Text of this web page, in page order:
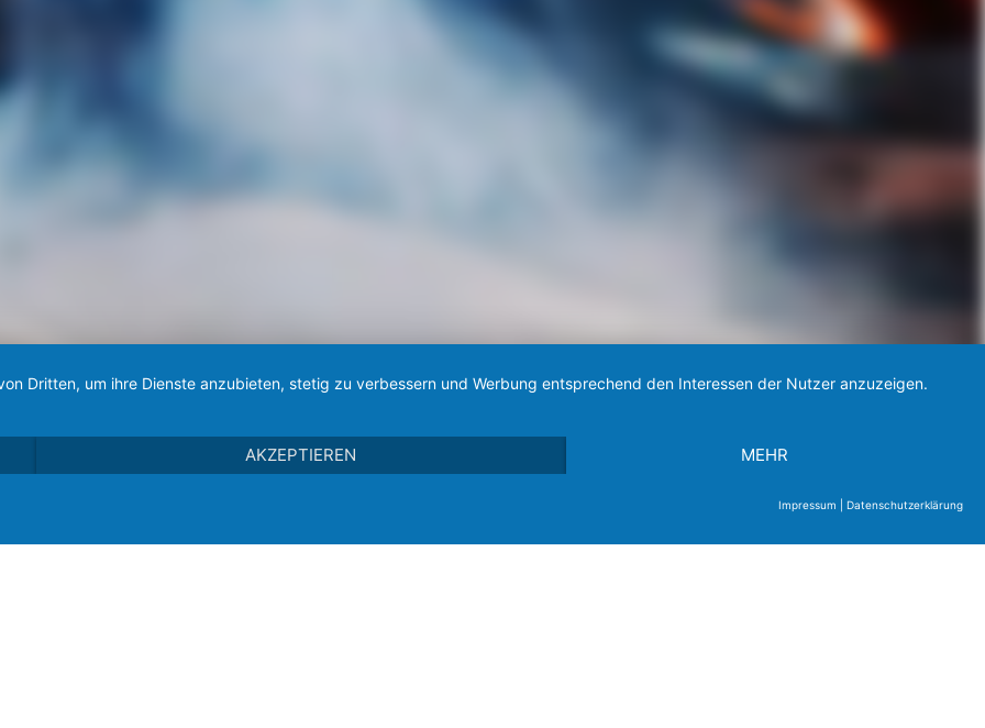
Dritten, um ihre Dienste anzubieten, stetig zu verbessern und Werbung entsprechend den Interessen der Nutzer anzuzeigen.
AKZEPTIEREN MEHR
Impressum Datenschutzerklärung